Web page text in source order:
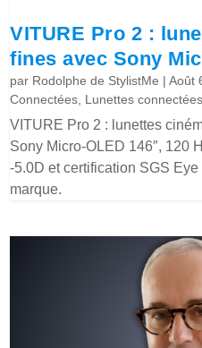
VITURE Pro 2 :
fines avec Sony
par Rodolphe de StylistMe |Août
Connectées, Lunettes
VITURE Pro 2 : lunettes
Sony Micro-OLED 146″, 120
-5.0D et certification SGS
marque.